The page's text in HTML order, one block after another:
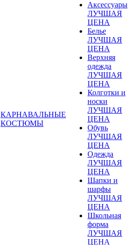
КАРНАВАЛЬНЫЕ
КОСТЮМЫ
Аксессуары
ЛУЧШАЯ
ЦЕНА
Белье
ЛУЧШАЯ
ЦЕНА
Верхняя
одежда
ЛУЧШАЯ
ЦЕНА
Колготки и
носки
ЛУЧШАЯ
ЦЕНА
Обувь
ЛУЧШАЯ
ЦЕНА
Одежда
ЛУЧШАЯ
ЦЕНА
Шапки и
шарфы
ЛУЧШАЯ
ЦЕНА
Школьная
форма
ЛУЧШАЯ
ЦЕНА